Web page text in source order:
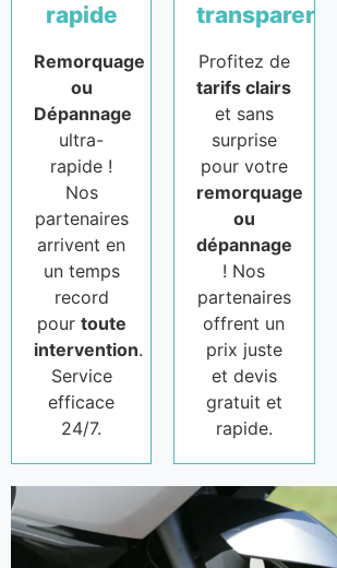
rapide
Remorquage
ou
Dépannage
ultra-
rapide !
Nos
partenaires
arrivent en
un temps
record
pour toute
intervention.
Service
efficace
24/7.
transparents
Profitez de
tarifs clairs
et sans
surprise
pour votre
remorquage
ou
dépannage
! Nos
partenaires
offrent un
prix juste
et devis
gratuit et
rapide.